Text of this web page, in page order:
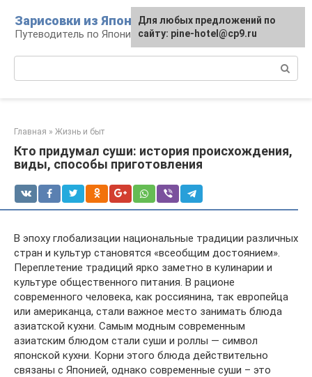
контенту
Зарисовки из Японии
Путеводитель по Японии
Главная » Жизнь и быт
Кто придумал суши: история происхождения,
виды, способы приготовления
В эпоху глобализации национальные традиции различных
стран и культур становятся «всеобщим достоянием».
Переплетение традиций ярко заметно в кулинарии и
культуре общественного питания. В рационе
современного человека, как россиянина, так европейца
или американца, стали важное место занимать блюда
азиатской кухни. Самым модным современным
азиатским блюдом стали суши и роллы — символ
японской кухни. Корни этого блюда действительно
связаны с Японией, однако современные суши – это
Для любых предложений по
сайту: pine-hotel@cp9.ru